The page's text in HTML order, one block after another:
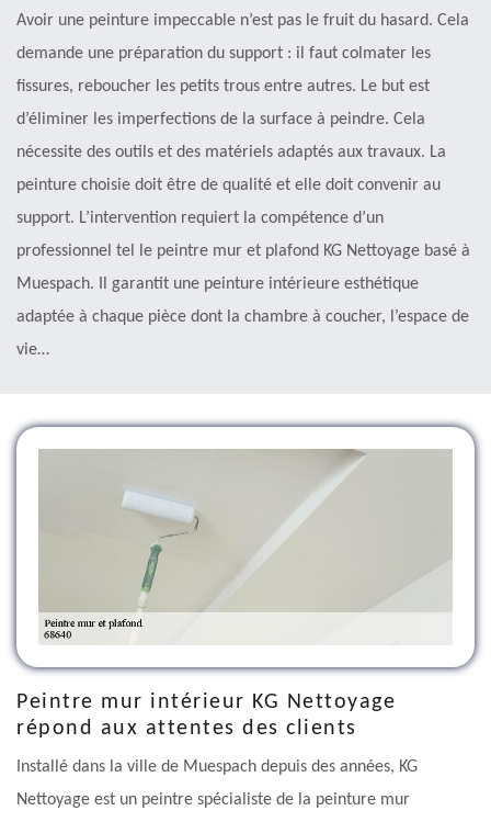
Avoir une peinture impeccable n’est pas le fruit du hasard. Cela
demande une préparation du support : il faut colmater les
fissures, reboucher les petits trous entre autres. Le but est
d’éliminer les imperfections de la surface à peindre. Cela
nécessite des outils et des matériels adaptés aux travaux. La
peinture choisie doit être de qualité et elle doit convenir au
support. L’intervention requiert la compétence d’un
professionnel tel le peintre mur et plafond KG Nettoyage basé à
Muespach. Il garantit une peinture intérieure esthétique
adaptée à chaque pièce dont la chambre à coucher, l’espace de
vie…
Peintre mur intérieur KG Nettoyage
répond aux attentes des clients
Installé dans la ville de Muespach depuis des années, KG
Nettoyage est un peintre spécialiste de la peinture mur